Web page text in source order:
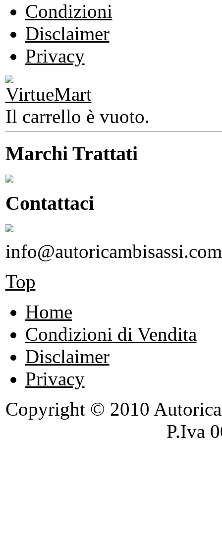
Condizioni
Disclaimer
Privacy
Il carrello è vuoto.
Marchi Trattati
Contattaci
info@autoricambisassi.com
Top
Home
Condizioni di Vendita
Disclaimer
Privacy
Copyright © 2010
P.Iva